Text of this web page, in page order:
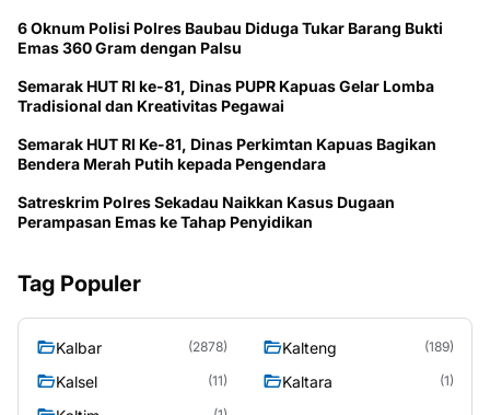
6 Oknum Polisi Polres Baubau Diduga Tukar Barang Bukti
Emas 360 Gram dengan Palsu
Semarak HUT RI ke-81, Dinas PUPR Kapuas Gelar Lomba
Tradisional dan Kreativitas Pegawai
Semarak HUT RI Ke-81, Dinas Perkimtan Kapuas Bagikan
Bendera Merah Putih kepada Pengendara
Satreskrim Polres Sekadau Naikkan Kasus Dugaan
Perampasan Emas ke Tahap Penyidikan
Tag Populer
Kalbar (2878) Kalteng (189)
Kalsel (11) Kaltara (1)